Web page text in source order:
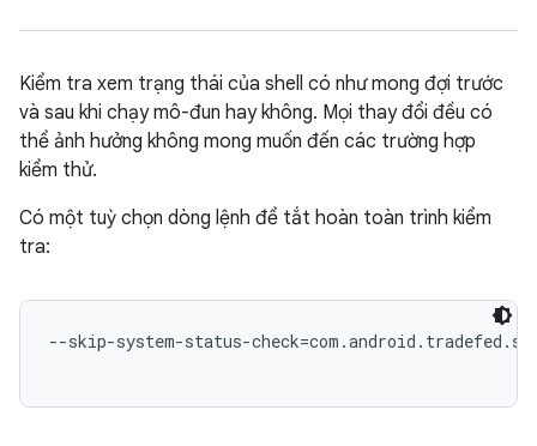
Kiểm tra xem trạng thái của shell có như mong đợi trước
và sau khi chạy mô-đun hay không. Mọi thay đổi đều có
thể ảnh hưởng không mong muốn đến các trường hợp
kiểm thử.
Có một tuỳ chọn dòng lệnh để tắt hoàn toàn trình kiểm
tra:
--skip-system-status-